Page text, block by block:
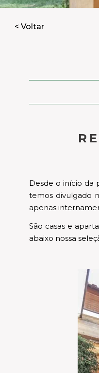
< Voltar
Desde o início da
temos divulgado
apenas
São casas e
abaixo nossa